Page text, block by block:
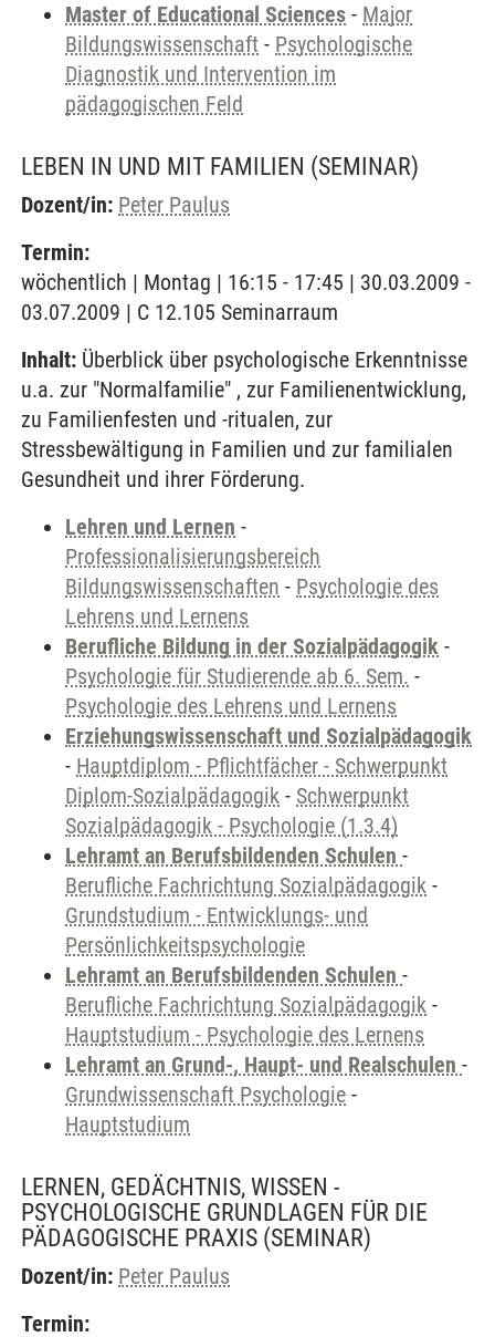
Master of Educational Sciences - Major
Bildungswissenschaft - Psychologische
Diagnostik und Intervention im
pädagogischen Feld
LEBEN IN UND MIT FAMILIEN (SEMINAR)
Dozent/in: Peter Paulus
Termin:
wöchentlich | Montag | 16:15 - 17:45 | 30.03.2009 -
03.07.2009 | C 12.105 Seminarraum
Inhalt: Überblick über psychologische Erkenntnisse
u.a. zur "Normalfamilie" , zur Familienentwicklung,
zu Familienfesten und -ritualen, zur
Stressbewältigung in Familien und zur familialen
Gesundheit und ihrer Förderung.
Lehren und Lernen -
Professionalisierungsbereich
Bildungswissenschaften - Psychologie des
Lehrens und Lernens
Berufliche Bildung in der Sozialpädagogik -
Psychologie für Studierende ab 6. Sem. -
Psychologie des Lehrens und Lernens
Erziehungswissenschaft und Sozialpädagogik
- Hauptdiplom - Pflichtfächer - Schwerpunkt
Diplom-Sozialpädagogik - Schwerpunkt
Sozialpädagogik - Psychologie (1.3.4)
Lehramt an Berufsbildenden Schulen -
Berufliche Fachrichtung Sozialpädagogik -
Grundstudium - Entwicklungs- und
Persönlichkeitspsychologie
Lehramt an Berufsbildenden Schulen -
Berufliche Fachrichtung Sozialpädagogik -
Hauptstudium - Psychologie des Lernens
Lehramt an Grund-, Haupt- und Realschulen -
Grundwissenschaft Psychologie -
Hauptstudium
LERNEN, GEDÄCHTNIS, WISSEN -
PSYCHOLOGISCHE GRUNDLAGEN FÜR DIE
PÄDAGOGISCHE PRAXIS (SEMINAR)
Dozent/in: Peter Paulus
Termin: